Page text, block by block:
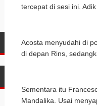
tercepat di sesi ini.
Acosta menyudahi di
di depan Rins,
Sementara itu
Mandalika. Usai